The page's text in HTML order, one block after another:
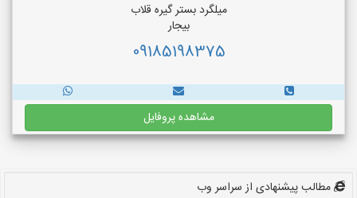
میلگرد بستر گیره قلاب
بیجار
09185198375
مشاهده پروفایل
مطالب پیشنهادی از سراسر وب